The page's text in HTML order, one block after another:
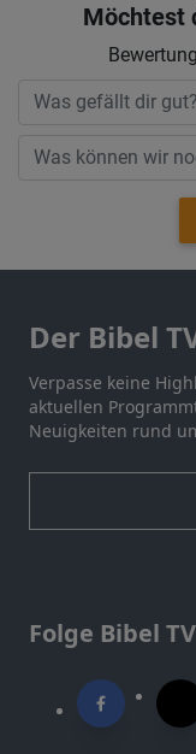
Möchtest
Der Bibel
Verpasse keine
aktuellen
Neuigkeiten rund
Folge Bibel